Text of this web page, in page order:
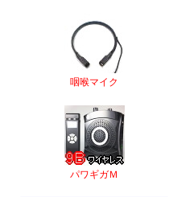
咽喉マイク
パワギガＭ